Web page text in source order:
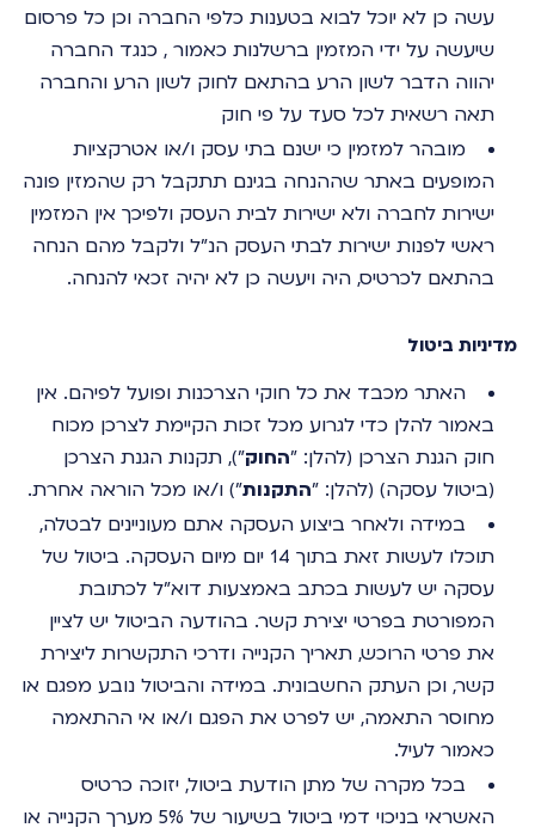
עשה כן לא יוכל לבוא בטענות כלפי החברה וכן כל פרסום
שיעשה על ידי המזמין ברשלנות כאמור , כנגד החברה
יהווה הדבר לשון הרע בהתאם לחוק לשון הרע והחברה
תאה רשאית לכל סעד על פי חוק
מובהר למזמין כי ישנם בתי עסק ו/או אטרקציות
המופעים באתר שההנחה בגינם תתקבל רק שהמזין פונה
ישירות לחברה ולא ישירות לבית העסק ולפיכך אין המזמין
ראשי לפנות ישירות לבתי העסק הנ"ל ולקבל מהם הנחה
בהתאם לכרטיס, היה ויעשה כן לא יהיה זכאי להנחה.
מדיניות ביטול
האתר מכבד את כל חוקי הצרכנות ופועל לפיהם. אין
באמור להלן כדי לגרוע מכל זכות הקיימת לצרכן מכוח
חוק הגנת הצרכן (להלן: "החוק"), תקנות הגנת הצרכן
(ביטול עסקה) (להלן: "התקנות") ו/או מכל הוראה אחרת.
במידה ולאחר ביצוע העסקה אתם מעוניינים לבטלה,
תוכלו לעשות זאת בתוך 14 יום מיום העסקה. ביטול של
עסקה יש לעשות בכתב באמצעות דוא"ל לכתובת
המפורטת בפרטי יצירת קשר. בהודעה הביטול יש לציין
את פרטי הרוכש, תאריך הקנייה ודרכי התקשרות ליצירת
קשר, וכן העתק החשבונית. במידה והביטול נובע מפגם או
מחוסר התאמה, יש לפרט את הפגם ו/או אי ההתאמה
כאמור לעיל.
בכל מקרה של מתן הודעת ביטול, יזוכה כרטיס
האשראי בניכוי דמי ביטול בשיעור של 5% מערך הקנייה או